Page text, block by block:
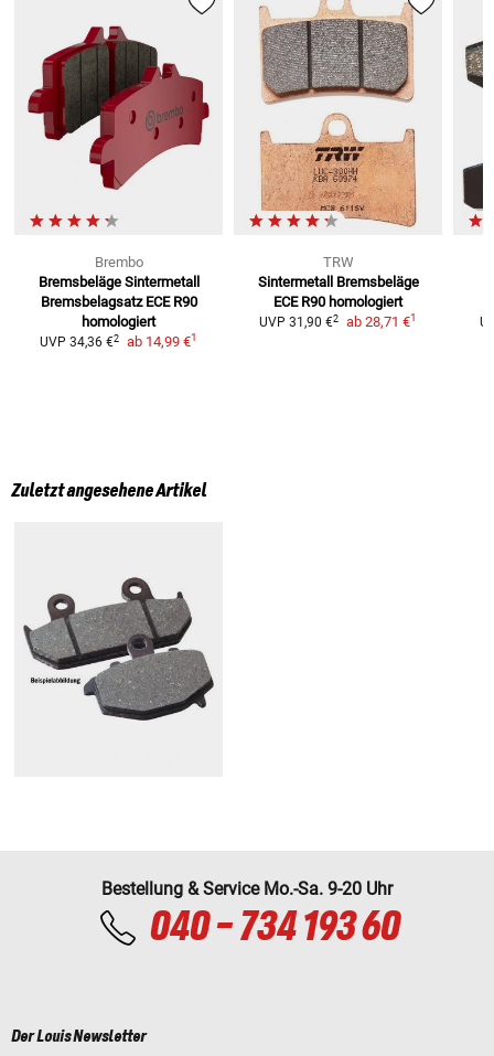
Brembo
Bremsbeläge Sintermetall
Bremsbelagsatz ECE R90
homologiert
UVP 34,36 €2 ab 14,99 €1
TRW
Sintermetall Bremsbeläge
ECE R90 homologiert
UVP 31,90 €2 ab 28,71 €1
Zuletzt angesehene Artikel
Bestellung & Service Mo.-Sa. 9-20 Uhr
040 - 734 193 60
Der Louis Newsletter